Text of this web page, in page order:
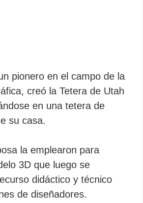
pionero en el campo de la
creó la Tetera de Utah
en una tetera de
su casa.
la emplearon para
3D que luego se
didáctico y técnico
de diseñadores.